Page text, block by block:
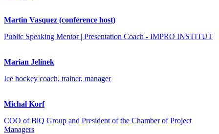
Martin Vasquez (conference host)
Public Speaking Mentor | Presentation Coach - IMPRO INSTITUT
Marian Jelínek
Ice hockey coach, trainer, manager
Michal Korf
COO of BiQ Group and President of the Chamber of Project
Managers